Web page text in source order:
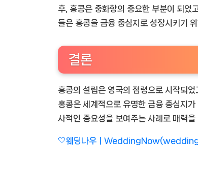
후, 홍콩은 중화항의 중요한 부분이 되었
들은 홍콩을 금융 중심지로 성장시키기
결론
홍콩의 설립은 영국의 점령으로 시작되
홍콩은 세계적으로 유명한 금융 중심지
사적인 중요성을 보여주는 사례로 매력을
🤍웨딩나우ㅣ